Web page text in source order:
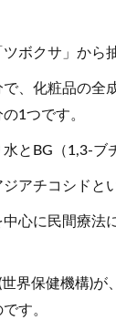
ボクサ」から
、化粧品の全
1つです。
とBG（1,3-ブ
アチコシドと
心に民間療法
界保健機構)
す。